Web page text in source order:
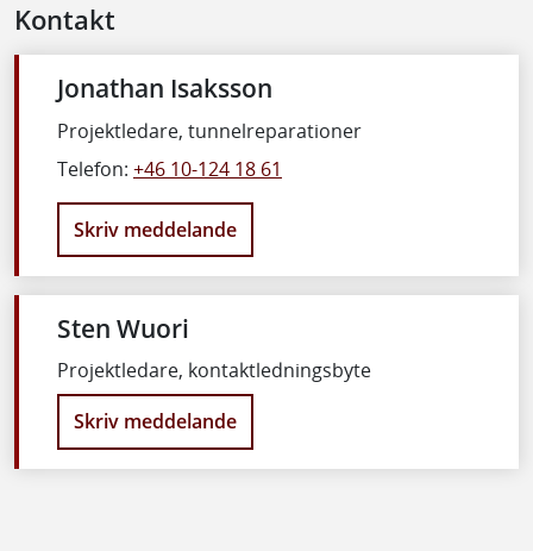
Kontakt
Jonathan Isaksson
Projektledare, tunnelreparationer
Telefon: +46 10-124 18 61
Skriv meddelande
Sten Wuori
Projektledare, kontaktledningsbyte
Skriv meddelande